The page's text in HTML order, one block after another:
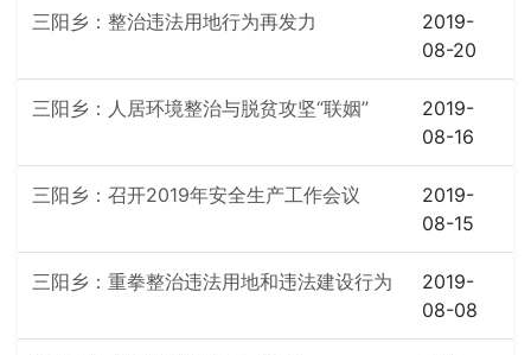
三阳乡：整治违法用地行为再发力
2019-
08-20
三阳乡：人居环境整治与脱贫攻坚“联姻”
2019-
08-16
三阳乡：召开2019年安全生产工作会议
2019-
08-15
三阳乡：重拳整治违法用地和违法建设行为
2019-
08-08